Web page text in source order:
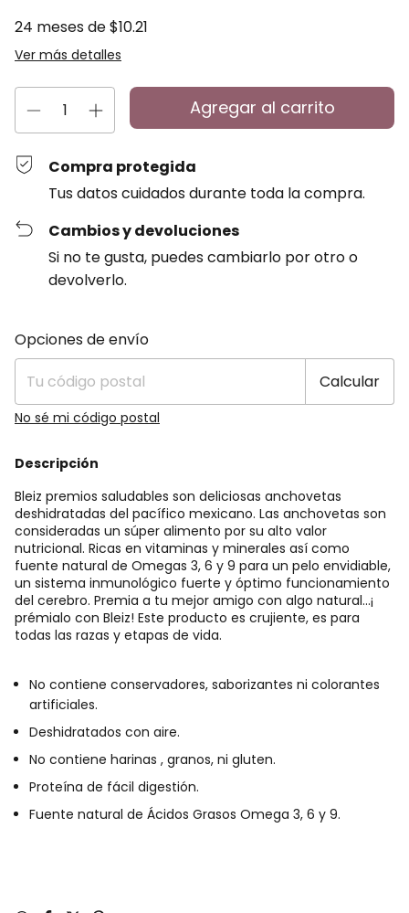
24 meses de$10.21
Ver más detalles
Compra protegida
Tus datos cuidados durante toda la compra.
Cambios y devoluciones
Si no te gusta, puedes cambiarlo por otro o
devolverlo.
Entregas para el CP:
Opciones de envío
Calcular
No sé mi código postal
Descripción
Bleiz premios saludables son deliciosas anchovetas
deshidratadas del pacífico mexicano. Las anchovetas son
consideradas un súper alimento por su alto valor
nutricional. Ricas en vitaminas y minerales así como
fuente natural de Omegas 3, 6 y 9 para un pelo envidiable,
un sistema inmunológico fuerte y óptimo funcionamiento
del cerebro. Premia a tu mejor amigo con algo natural...¡
prémialo con Bleiz! Este producto es crujiente, es para
todas las razas y etapas de vida.
No contiene conservadores, saborizantes ni colorantes
artificiales.
Deshidratados con aire.
No contiene harinas , granos, ni gluten.
Proteína de fácil digestión.
Fuente natural de Ácidos Grasos Omega 3, 6 y 9.